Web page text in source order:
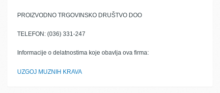
PROIZVODNO TRGOVINSKO DRUŠTVO DOO
TELEFON: (036) 331-247
Informacije o delatnostima koje obavlja ova firma:
UZGOJ MUZNIH KRAVA